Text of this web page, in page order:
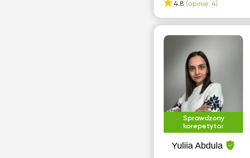
4.8 (opinie: 4)
Sprawdzony
korepetytor
Yuliia Abdula